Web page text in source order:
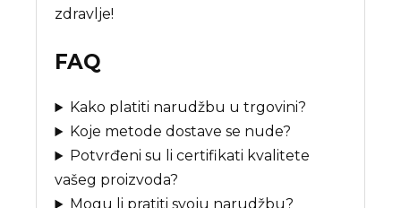
zdravlje!
FAQ
Kako platiti narudžbu u trgovini?
Koje metode dostave se nude?
Potvrđeni su li certifikati kvalitete
vašeg proizvoda?
Mogu li pratiti svoju narudžbu?